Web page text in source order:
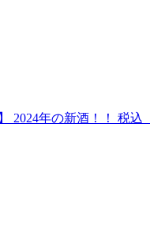
2024年の新酒！！ 税込